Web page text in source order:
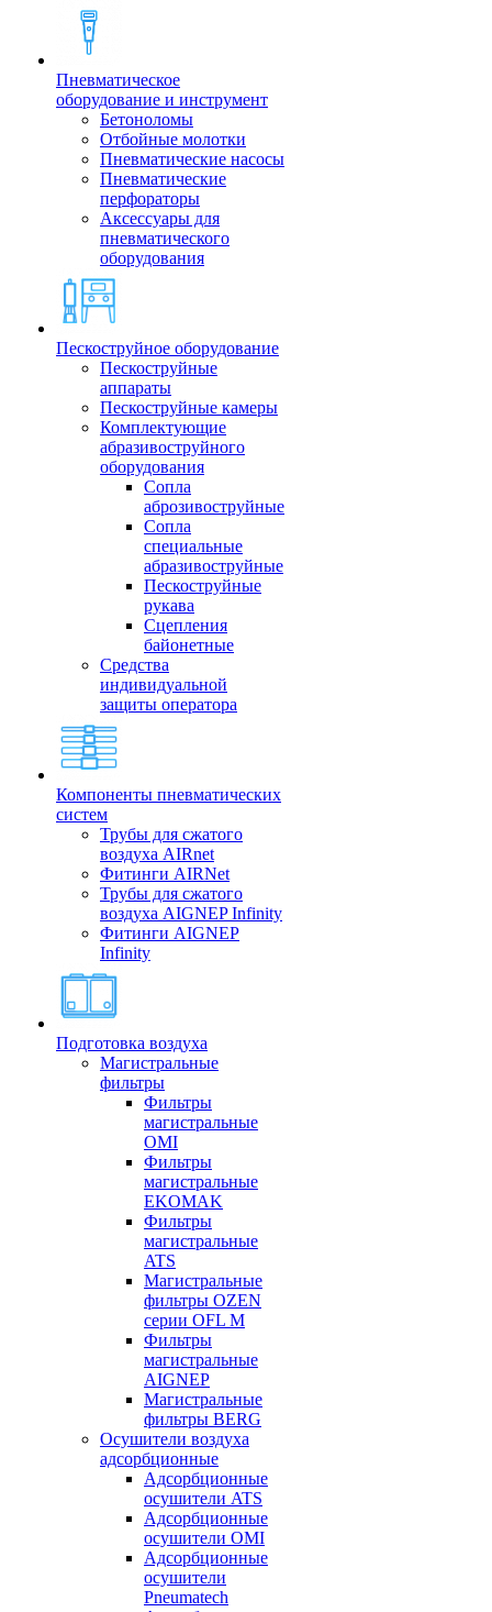
Пневматическое
оборудование и инструмент
Бетоноломы
Отбойные молотки
Пневматические насосы
Пневматические
перфораторы
Аксессуары для
пневматического
оборудования
Пескоструйное оборудование
Пескоструйные
аппараты
Пескоструйные камеры
Комплектующие
абразивоструйного
оборудования
Сопла
аброзивоструйные
Сопла
специальные
абразивоструйные
Пескоструйные
рукава
Сцепления
байонетные
Средства
индивидуальной
защиты оператора
Компоненты пневматических
систем
Трубы для сжатого
воздуха AIRnet
Фитинги AIRNet
Трубы для сжатого
воздуха AIGNEP Infinity
Фитинги AIGNEP
Infinity
Подготовка воздуха
Магистральные
фильтры
Фильтры
магистральные
OMI
Фильтры
магистральные
EKOMAK
Фильтры
магистральные
ATS
Магистральные
фильтры OZEN
серии OFL M
Фильтры
магистральные
AIGNEP
Магистральные
фильтры BERG
Осушители воздуха
адсорбционные
Адсорбционные
осушители ATS
Адсорбционные
осушители OMI
Адсорбционные
осушители
Pneumatech